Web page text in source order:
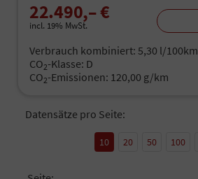
22.490,– €
incl. 19% MwSt.
Verbrauch kombiniert: 5,30 l/100km
CO2-Klasse: D
CO2-Emissionen: 120,00 g/km
Datensätze pro Seite:
10 20 50 100